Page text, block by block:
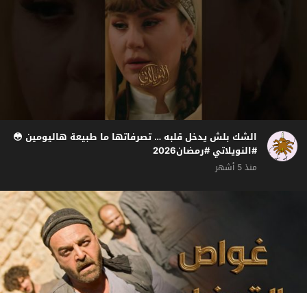
الشك بلش يدخل قلبه … تصرفاتها ما طبيعة هاليومين 😳
#النويلاتي #رمضان2026
منذ 5 أشهر